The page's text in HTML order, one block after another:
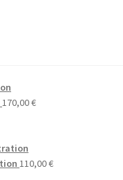
170,00€
110,00€